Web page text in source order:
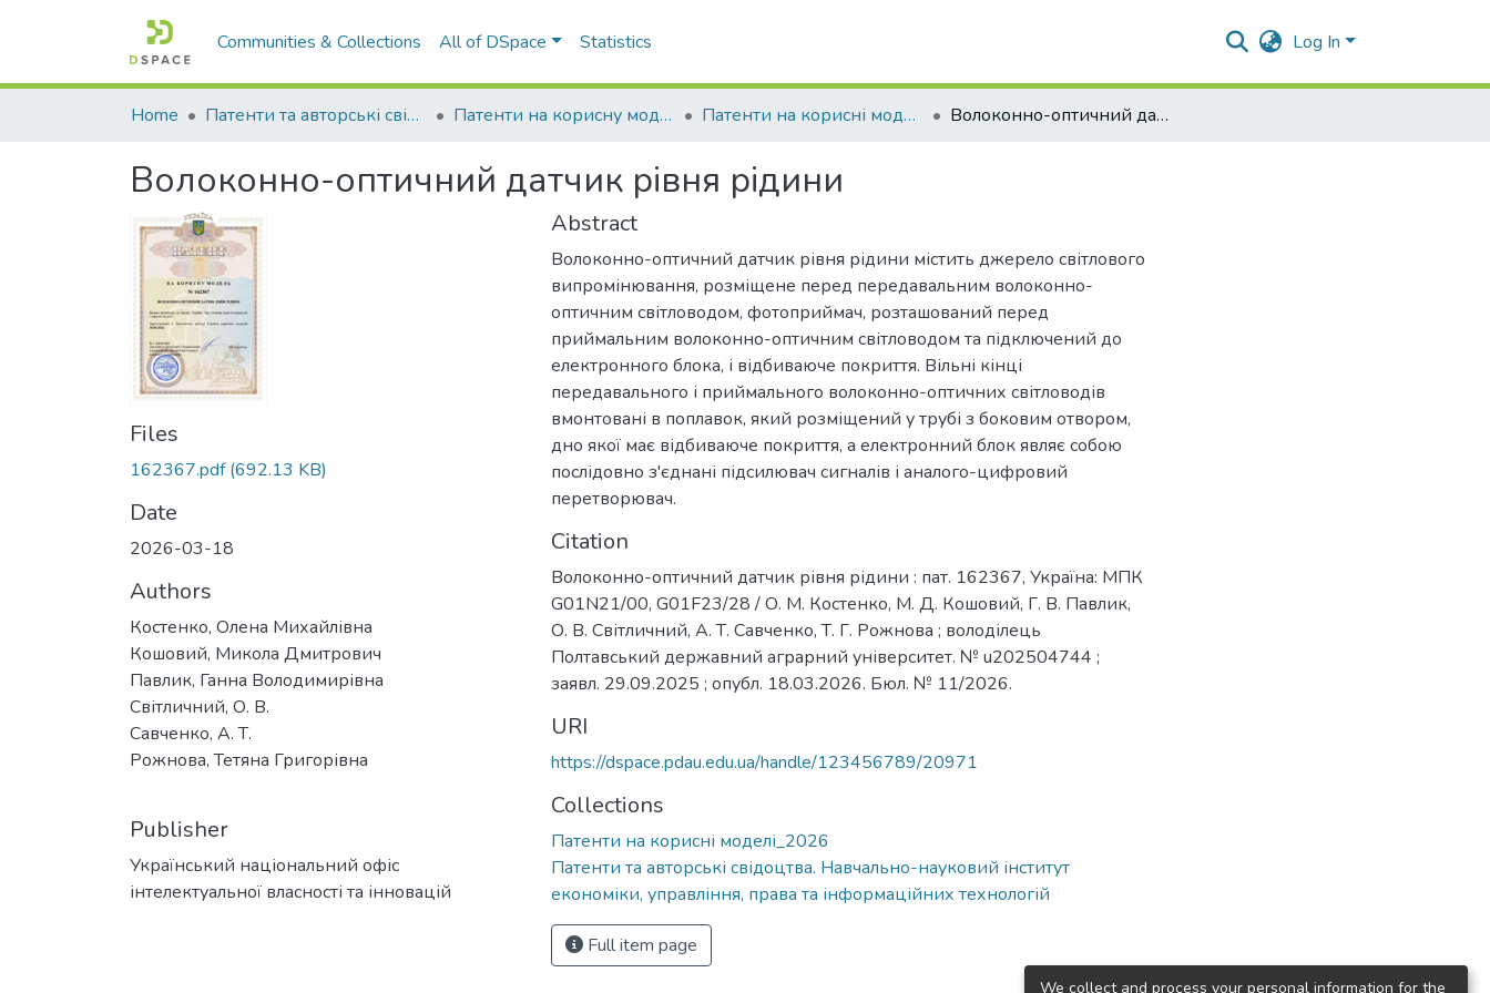
Communities & Collections All of DSpace Statistics Log In
Home Патенти та авторські свідоцтва Патенти на корисну модель Патенти на корисні моделі_2026 Волоконно-оптичний датчик рівня рідини
Волоконно-оптичний датчик рівня рідини
Files
162367.pdf(692.13 KB)
Date
2026-03-18
Authors
Костенко, Олена Михайлівна
Кошовий, Микола Дмитрович
Павлик, Ганна Володимирівна
Світличний, О. В.
Савченко, А. Т.
Рожнова, Тетяна Григорівна
Publisher
Український національний офіс
інтелектуальної власності та інновацій
Abstract
Волоконно-оптичний датчик рівня рідини містить джерело світлового
випромінювання, розміщене перед передавальним волоконно-
оптичним світловодом, фотоприймач, розташований перед
приймальним волоконно-оптичним світловодом та підключений до
електронного блока, і відбиваюче покриття. Вільні кінці
передавального і приймального волоконно-оптичних світловодів
вмонтовані в поплавок, який розміщений у трубі з боковим отвором,
дно якої має відбиваюче покриття, а електронний блок являє собою
послідовно з'єднані підсилювач сигналів і аналого-цифровий
перетворювач.
Citation
Волоконно-оптичний датчик рівня рідини : пат. 162367, Україна: МПК
G01N21/00, G01F23/28 / О. М. Костенко, М. Д. Кошовий, Г. В. Павлик,
О. В. Світличний, А. Т. Савченко, Т. Г. Рожнова ; володілець
Полтавський державний аграрний університет. № u202504744 ;
заявл. 29.09.2025 ; опубл. 18.03.2026. Бюл. № 11/2026.
URI
https://dspace.pdau.edu.ua/handle/123456789/20971
Collections
Патенти на корисні моделі_2026
Патенти та авторські свідоцтва. Навчально-науковий інститут
економіки, управління, права та інформаційних технологій
Full item page
We collect and process your personal information for the